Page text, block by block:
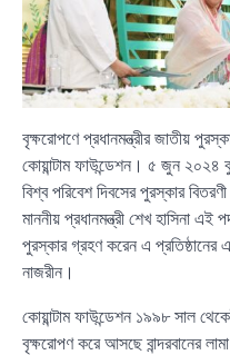
বৃক্ষরোপণে প্রধানমন্ত্রীর জাতীয়
কোয়ান্টাম ফাউন্ডেশন। ৫ জুন ২০২৪
বিশ্ব পরিবেশ দিবসের পুরস্কার
মাননীয় প্রধানমন্ত্রী শেখ হাসিনা
পুরস্কার গ্রহণ করেন এ প্রতিষ্ঠানের
নাজরীন।
কোয়ান্টাম ফাউন্ডেশন ১৯৯৮ সাল
বৃক্ষরোপণ করে আসছে বান্দরবানের